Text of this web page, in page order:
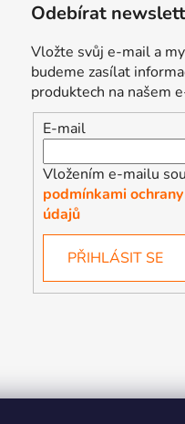
Odebírat
Vložte svůj e-mail a
budeme zasílat
produktech na našem
E-mail
Vložením e-mailu
podmínkami
údajů
PŘIHLÁSIT SE